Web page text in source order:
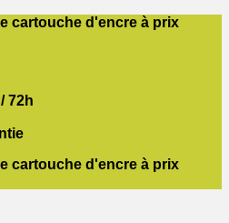
cartouche d'encre à prix
72h
cartouche d'encre à prix